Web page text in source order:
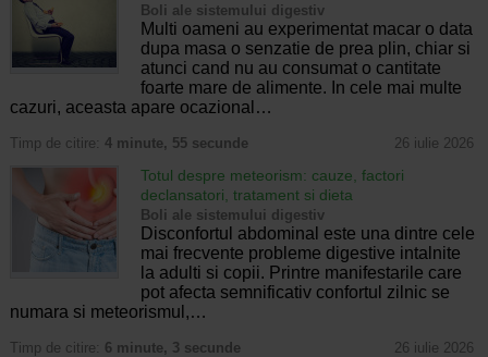
Boli ale sistemului digestiv
Multi oameni au experimentat macar o data
dupa masa o senzatie de prea plin, chiar si
atunci cand nu au consumat o cantitate
foarte mare de alimente. In cele mai multe
cazuri, aceasta apare ocazional…
Timp de citire: 4 minute, 55 secunde 26 iulie 2026
Totul despre meteorism: cauze, factori
declansatori, tratament si dieta
Boli ale sistemului digestiv
Disconfortul abdominal este una dintre cele
mai frecvente probleme digestive intalnite
la adulti si copii. Printre manifestarile care
pot afecta semnificativ confortul zilnic se
numara si meteorismul,…
Timp de citire: 6 minute, 3 secunde 26 iulie 2026